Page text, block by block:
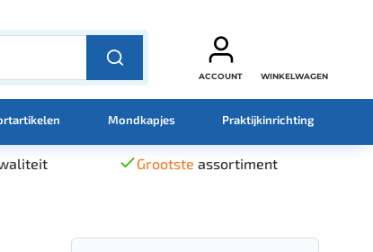
ACCOUNT WINKELWAGEN
Mondkapjes Praktijkinrichting
Grootste assortiment